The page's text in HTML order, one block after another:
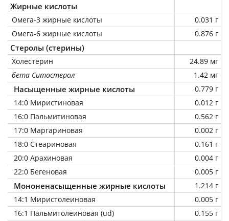
Жирные кислоты
Омега-3 жирные кислоты
0.031 г
Омега-6 жирные кислоты
0.876 г
Стеролы (стерины)
Холестерин
24.89 мг
бета Ситостерол
1.42 мг
Насыщенные жирные кислоты
0.779 г
14:0 Миристиновая
0.012 г
16:0 Пальмитиновая
0.562 г
17:0 Маргариновая
0.002 г
18:0 Стеариновая
0.161 г
20:0 Арахиновая
0.004 г
22:0 Бегеновая
0.005 г
Мононенасыщенные жирные кислоты
1.214 г
14:1 Миристолеиновая
0.005 г
16:1 Пальмитолеиновая (ud)
0.155 г